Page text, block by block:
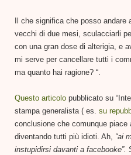
Il che significa che posso andare
vecchi di due mesi, sculacciarli
con una gran dose di alterigia, e
mi serve per cancellare tutti i
ma quanto hai ragione? “.
Questo articolo pubblicato su
stampa generalista ( es. su
conclusione che comunque
diventando tutti più idioti. Ah, “ai
instupidirsi davanti a facebooke”.